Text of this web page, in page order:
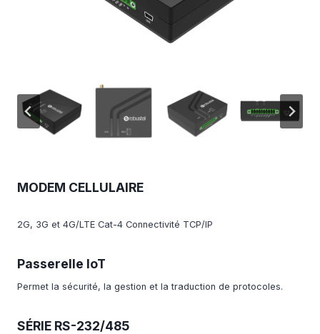
MODEM CELLULAIRE
2G, 3G et 4G/LTE Cat-4 Connectivité TCP/IP
Passerelle IoT
Permet la sécurité, la gestion et la traduction de protocoles.
SÉRIE RS-232/485